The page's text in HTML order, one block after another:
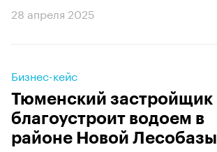
28 апреля 2025
Бизнес-кейс
Тюменский застройщик
благоустроит водоем в
районе Новой Лесобазы